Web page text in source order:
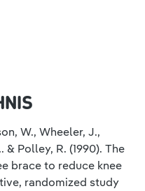
5 von 5 Sternen
W., Wheeler, J.,
Polley, R. (1990). The
brace to reduce knee
randomized study